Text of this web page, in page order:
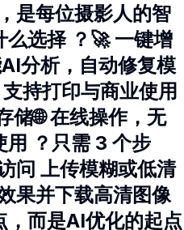
是每位摄影人的智
选择 ？🚀 一键增
分析，自动修复模
持打印与商业使用
储🌐 在线操作，无
？只需 3 个步
问 上传模糊或低清
果并下载高清图像
而是AI优化的起点